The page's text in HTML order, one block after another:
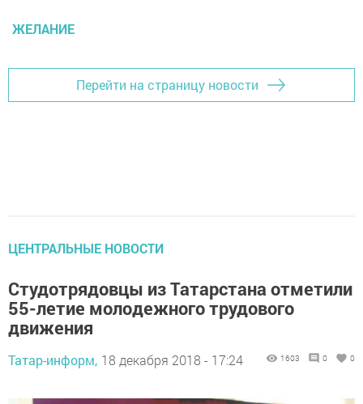
ЖЕЛАНИЕ
Перейти на страницу новости
ЦЕНТРАЛЬНЫЕ НОВОСТИ
Студотрядовцы из Татарстана отметили
55-летие молодежного трудового
движения
Татар-информ, 18 декабря 2018 - 17:24 1603 0 0